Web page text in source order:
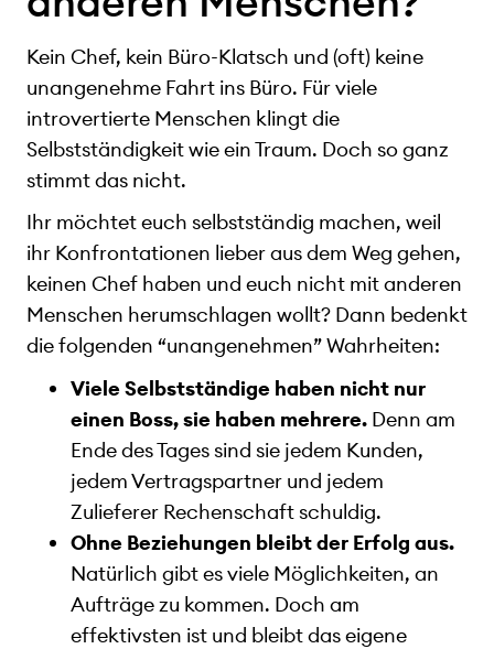
Kein Chef, kein Büro-Klatsch und (oft) keine
unangenehme Fahrt ins Büro. Für viele
introvertierte Menschen klingt die
Selbstständigkeit wie ein Traum. Doch so ganz
stimmt das nicht.
Ihr möchtet euch selbstständig machen, weil
ihr Konfrontationen lieber aus dem Weg gehen,
keinen Chef haben und euch nicht mit anderen
Menschen herumschlagen wollt? Dann bedenkt
die folgenden “unangenehmen” Wahrheiten:
Viele Selbstständige haben nicht nur
einen Boss, sie haben mehrere. Denn am
Ende des Tages sind sie jedem Kunden,
jedem Vertragspartner und jedem
Zulieferer Rechenschaft schuldig.
Ohne Beziehungen bleibt der Erfolg aus.
Natürlich gibt es viele Möglichkeiten, an
Aufträge zu kommen. Doch am
effektivsten ist und bleibt das eigene